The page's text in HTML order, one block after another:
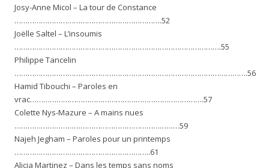
Josy-Anne Micol – La tour de Constance
………………………………………………………….52
Joëlle Saltel – L’insoumis
………………………………………………………………………………….55
Philippe Tancelin
…………………………………………………………………………………………….56
Hamid Tibouchi – Paroles en
vrac…………………………………………………………………….57
Colette Nys-Mazure – A mains nues
…………………………………………………………………59
Najeh Jegham – Paroles pour un printemps
……………………………………………………..61
Alicia Martinez – Dans les temps sans noms